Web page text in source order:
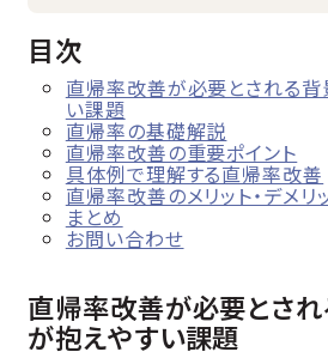
目次
直帰率改善が必要とされる
い課題
直帰率の基礎解説
直帰率改善の重要ポイント
具体例で理解する直帰率改善
直帰率改善のメリット・デメリ
まとめ
お問い合わせ
直帰率改善が必要とさ
が抱えやすい課題